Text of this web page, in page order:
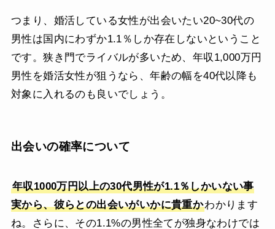
つまり、婚活している女性が出会いたい20~30代の
男性は国内にわずか1.1％しか存在しないということ
です。狭き門でライバルが多いため、年収1,000万円
男性を婚活女性が狙うなら、年齢の幅を40代以降も
対象に入れるのも良いでしょう。
出会いの確率について
年収1000万円以上の30代男性が1.1％しかいない事
実から、彼らとの出会いがいかに貴重かわかります
ね。さらに、その1.1%の男性全てが独身なわけでは